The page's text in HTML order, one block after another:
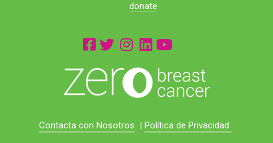
donate
Contacta con Nosotros | Política de Privacidad